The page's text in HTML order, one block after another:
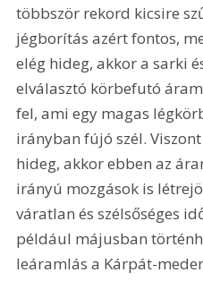
többször rekord kicsire
jégborítás azért fontos,
elég hideg, akkor a sarki
elválasztó körbefutó
fel, ami egy magas
irányban fújó szél.
hideg, akkor ebben az
irányú mozgások is
váratlan és szélsőséges
például májusban
leáramlás a Kárpát-